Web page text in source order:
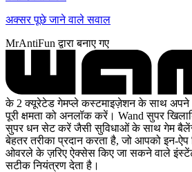
अक्सर पूछे जाने वाले सवाल
MrAntiFun द्वारा बनाए गए
के 2 क्यूरेटेड गेमप्ले कस्टमाइज़ेशन के साथ
पूरी क्षमता को अनलॉक करें। Wand सुपर
सुपर धन सेट करें जैसी सुविधाओं के साथ गेम
बेहतर तरीका प्रदान करता है, जो आपको इन-
ओवरले के ज़रिए ऐक्सेस किए जा सकने वाले
सटीक नियंत्रण देता है।